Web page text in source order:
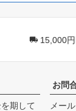
15,000
期して
お問
メール